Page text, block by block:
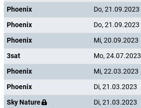
Phoenix
Do, 21.09.2023
Phoenix
Do, 21.09.2023
Phoenix
Mi, 20.09.2023
3sat
Mo, 24.07.2023
Phoenix
Mi, 22.03.2023
Phoenix
Di, 21.03.2023
Sky Nature
Di, 21.03.2023